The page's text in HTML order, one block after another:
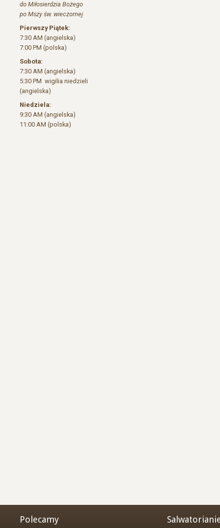
do Miłosierdzia Bożego
po Mszy św. wieczornej
Pierwszy Piątek:
7:30 AM (angielska)
7:00 PM (polska)
Sobota:
7:30 AM (angielska)
5:30 PM wigilia niedzieli
(angielska)
Niedziela:
9:30 AM (angielska)
11:00 AM (polska)
Polecamy